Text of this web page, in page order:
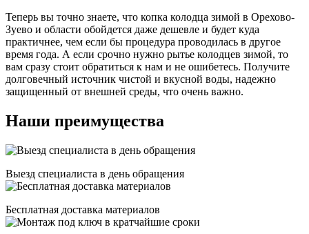
Теперь вы точно знаете, что копка колодца зимой в Орехово-
Зуево и области обойдется даже дешевле и будет куда
практичнее, чем если бы процедура проводилась в другое
время года. А если срочно нужно рытье колодцев зимой, то
вам сразу стоит обратиться к нам и не ошибетесь. Получите
долговечный источник чистой и вкусной воды, надежно
защищенный от внешней среды, что очень важно.
Наши преимущества
Выезд специалиста в день обращения
Бесплатная доставка материалов